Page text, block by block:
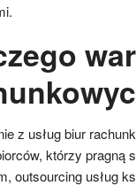
z usług biur
którzy pragną
outsourcing usług